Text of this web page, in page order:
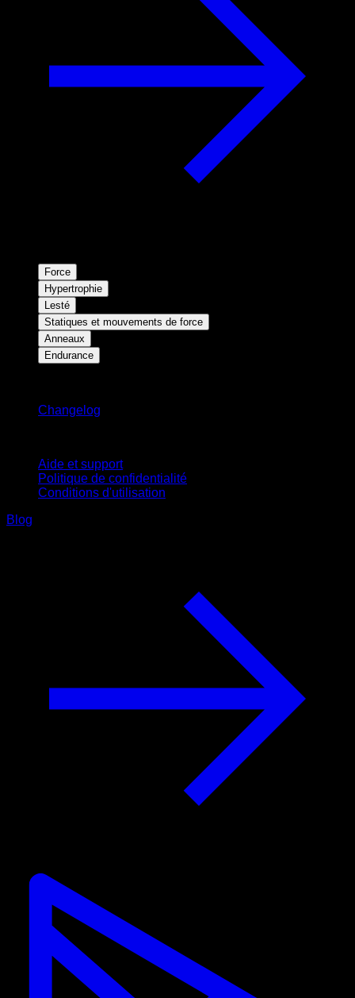
Force
Hypertrophie
Lesté
Statiques et mouvements de force
Anneaux
Endurance
Changelog
Aide et support
Politique de confidentialité
Conditions d'utilisation
Blog